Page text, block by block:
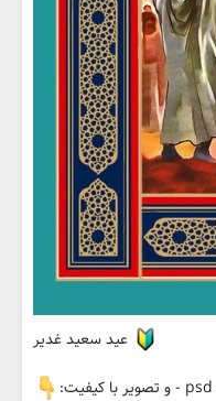
عید سعید غدیر